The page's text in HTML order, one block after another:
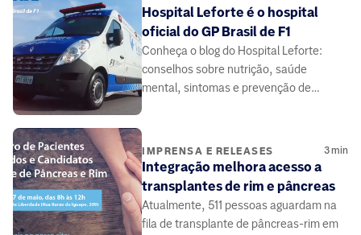
Hospital Leforte é o hospital
oficial do GP Brasil de F1
Conheça o blog do Hospital Leforte:
conselhos sobre nutrição, saúde
mental, sintomas e prevenção de
IMPRENSA E RELEASES 3min
Integração melhora acesso a
transplantes de rim e pâncreas
Atualmente, 511 pessoas aguardam na
fila de transplante de pâncreas-rim em